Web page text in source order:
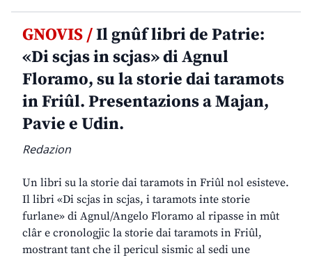
GNOVIS /Il gnûf libri de Patrie:
«Di scjas in scjas» di Agnul
Floramo, su la storie dai taramots
in Friûl. Presentazions a Majan,
Pavie e Udin.
Redazion
Un libri su la storie dai taramots in Friûl nol esisteve.
Il libri «Di scjas in scjas, i taramots inte storie
furlane» di Agnul/Angelo Floramo al ripasse in mût
clâr e cronologjic la storie dai taramots in Friûl,
mostrant tant che il pericul sismic al sedi une